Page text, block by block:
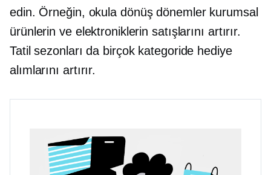
edin. Örneğin, okula dönüşdönemler kurumsal
ürünlerin ve elektroniklerin satışlarını artırır.
Tatil sezonları da birçok kategoride hediye
alımlarını artırır.